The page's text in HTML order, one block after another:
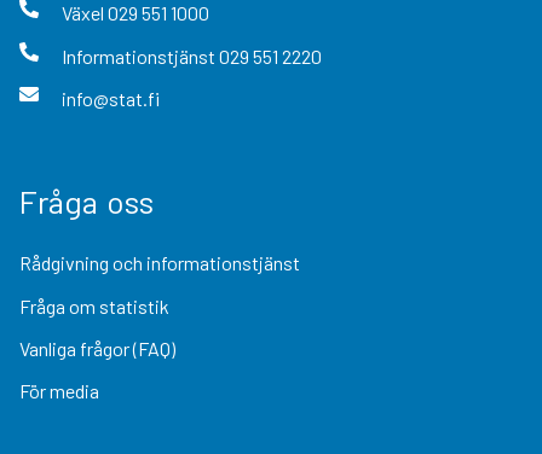
Växel 029 551 1000
Informationstjänst 029 551 2220
info@stat.fi
Fråga oss
Rådgivning och informationstjänst
Fråga om statistik
Vanliga frågor (FAQ)
För media